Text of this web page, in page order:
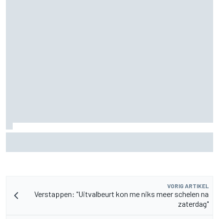
VORIG ARTIKEL
Verstappen: "Uitvalbeurt kon me niks meer schelen na
zaterdag"